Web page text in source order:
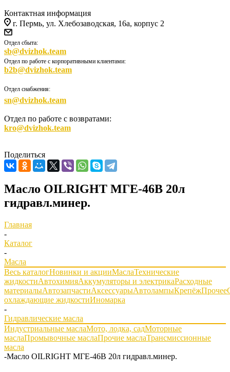
Контактная информация
г. Пермь, ул. Хлебозаводская, 16а, корпус 2
Отдел сбыта:
sb@dvizhok.team
Отдел по работе с корпоративными клиентами:
b2b@dvizhok.team
Отдел снабжения:
sn@dvizhok.team
Отдел по работе с возвратами:
kro@dvizhok.team
Поделиться
Масло OILRIGHT МГЕ-46В 20л
гидравл.минер.
Главная
-
Каталог
-
Масла
Весь каталогНовинки и акцииМаслаТехнические
жидкостиАвтохимияАккумуляторы и электрикаРасходные
материалыАвтозапчастиАксессуарыАвтолампыКрепёжПрочее
охлаждающие жидкостиИномарка
-
Гидравлические масла
Индустриальные маслаМото, лодка, садМоторные
маслаПромывочные маслаПрочие маслаТрансмиссионные
масла
-Масло OILRIGHT МГЕ-46В 20л гидравл.минер.